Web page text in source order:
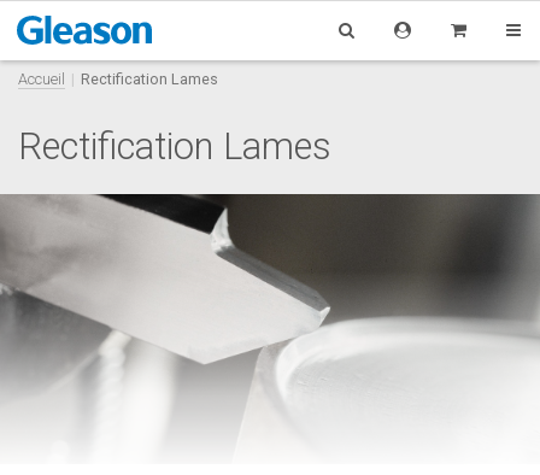
Accueil Rectification Lames
Rectification Lames